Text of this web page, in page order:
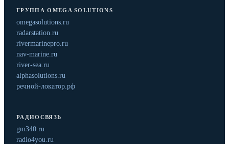
ГРУППА OMEGA SOLUTIONS
omegasolutions.ru
radarstation.ru
rivermarinepro.ru
nav-marine.ru
river-sea.ru
alphasolutions.ru
речной-локатор.рф
РАДИОСВЯЗЬ
gm340.ru
radio4you.ru